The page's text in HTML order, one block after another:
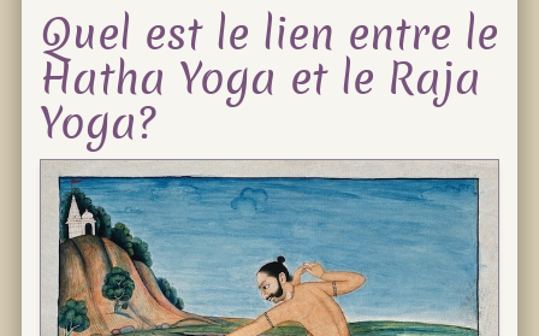
Quel est le lien entre le
Hatha Yoga et le Raja
Yoga?